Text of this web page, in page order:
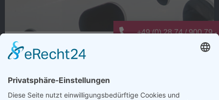
Warum dauert Ladungssicherung oft
länger als nötig?
Wie viele Arbeitsschritte entstehen bei der
Ladungssicherung nur deshalb, weil es schon immer so
+49 (0) 28 74 / 900 79 -